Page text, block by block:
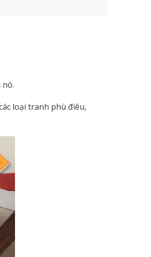
loại tranh phù điêu,